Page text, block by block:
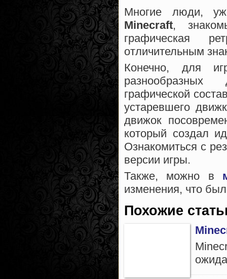
Многие люди,
Minecraft,
графическая
отличительным
Конечно, для
разнообразных
графической
устаревшего
движок
который создал
Ознакомиться с
версии игры.
Также, можно в
изменения, что
Похожие